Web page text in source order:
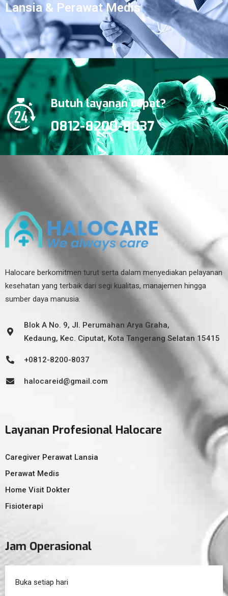
Lansia & Perawat Medis
Butuh layanan cepat?
0812-8200-8037
Halocare berkomitmen turut serta dalam menyediakan pelayanan
kesehatan yang terbaik dari segi kualitas, manajemen hingga
sumber daya manusia.
Blok A No. 9, Jl. Perumahan Arya Graha,
Kedaung, Kec. Ciputat, Kota Tangerang Selatan 15415
+0812-8200-8037
halocareid@gmail.com
Layanan Profesional Halocare
Caregiver Perawat Lansia
Perawat Medis
Home Visit Dokter
Fisioterapi
Jam Operasional
Buka setiap hari